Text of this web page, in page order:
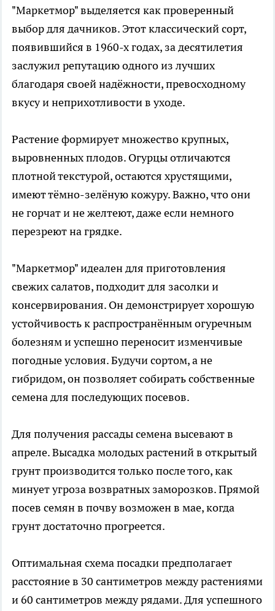
"Маркетмор" выделяется как проверенный
выбор для дачников. Этот классический сорт,
появившийся в 1960-х годах, за десятилетия
заслужил репутацию одного из лучших
благодаря своей надёжности, превосходному
вкусу и неприхотливости в уходе.
Растение формирует множество крупных,
выровненных плодов. Огурцы отличаются
плотной текстурой, остаются хрустящими,
имеют тёмно-зелёную кожуру. Важно, что они
не горчат и не желтеют, даже если немного
перезреют на грядке.
"Маркетмор" идеален для приготовления
свежих салатов, подходит для засолки и
консервирования. Он демонстрирует хорошую
устойчивость к распространённым огуречным
болезням и успешно переносит изменчивые
погодные условия. Будучи сортом, а не
гибридом, он позволяет собирать собственные
семена для последующих посевов.
Для получения рассады семена высевают в
апреле. Высадка молодых растений в открытый
грунт производится только после того, как
минует угроза возвратных заморозков. Прямой
посев семян в почву возможен в мае, когда
грунт достаточно прогреется.
Оптимальная схема посадки предполагает
расстояние в 30 сантиметров между растениями
и 60 сантиметров между рядами. Для успешного